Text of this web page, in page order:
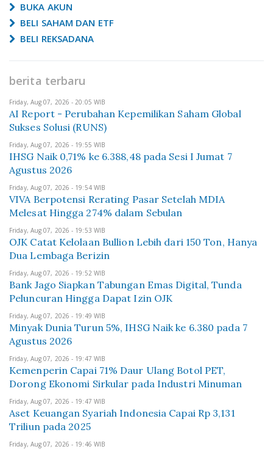
BUKA AKUN
BELI SAHAM DAN ETF
BELI REKSADANA
berita terbaru
Friday, Aug 07, 2026 - 20:05 WIB
AI Report - Perubahan Kepemilikan Saham Global
Sukses Solusi (RUNS)
Friday, Aug 07, 2026 - 19:55 WIB
IHSG Naik 0,71% ke 6.388,48 pada Sesi I Jumat 7
Agustus 2026
Friday, Aug 07, 2026 - 19:54 WIB
VIVA Berpotensi Rerating Pasar Setelah MDIA
Melesat Hingga 274% dalam Sebulan
Friday, Aug 07, 2026 - 19:53 WIB
OJK Catat Kelolaan Bullion Lebih dari 150 Ton, Hanya
Dua Lembaga Berizin
Friday, Aug 07, 2026 - 19:52 WIB
Bank Jago Siapkan Tabungan Emas Digital, Tunda
Peluncuran Hingga Dapat Izin OJK
Friday, Aug 07, 2026 - 19:49 WIB
Minyak Dunia Turun 5%, IHSG Naik ke 6.380 pada 7
Agustus 2026
Friday, Aug 07, 2026 - 19:47 WIB
Kemenperin Capai 71% Daur Ulang Botol PET,
Dorong Ekonomi Sirkular pada Industri Minuman
Friday, Aug 07, 2026 - 19:47 WIB
Aset Keuangan Syariah Indonesia Capai Rp 3,131
Triliun pada 2025
Friday, Aug 07, 2026 - 19:46 WIB